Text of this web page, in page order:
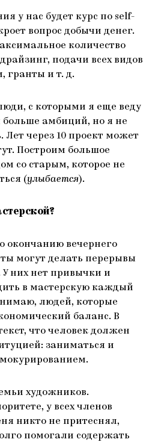
у нас будет курс по self-
вопрос добычи денег.
количество
подачи всех видов
гранты и т. д.
с которыми я еще веду
больше амбиций, но я не
Лет через 10 проект может
Построим большое
со старым, которое не
(улыбается).
окончанию вечернего
могут делать перерывы
У них нет привычки и
в мастерскую каждый
людей, которые
баланс. В
что человек должен
заниматься и
художников.
у всех членов
никто не притеснял,
помогали содержать